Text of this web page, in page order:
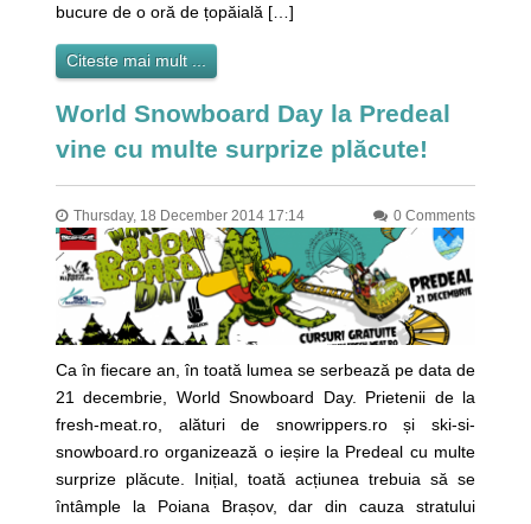
bucure de o oră de țopăială […]
Citeste mai mult ...
World Snowboard Day la Predeal
vine cu multe surprize plăcute!
Thursday, 18 December 2014 17:14 0 Comments
Ca în fiecare an, în toată lumea se serbează pe data de
21 decembrie, World Snowboard Day. Prietenii de la
fresh-meat.ro, alături de snowrippers.ro și ski-si-
snowboard.ro organizează o ieșire la Predeal cu multe
surprize plăcute. Inițial, toată acțiunea trebuia să se
întâmple la Poiana Brașov, dar din cauza stratului